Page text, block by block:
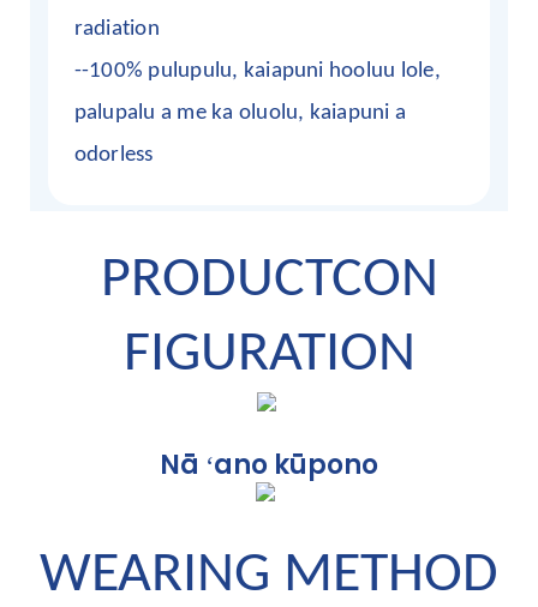
radiation
--100% pulupulu, kaiapuni hooluu lole,
palupalu a me ka oluolu, kaiapuni a
odorless
PRODUCTCON
FIGURATION
Nā ʻano kūpono
WEARING METHOD